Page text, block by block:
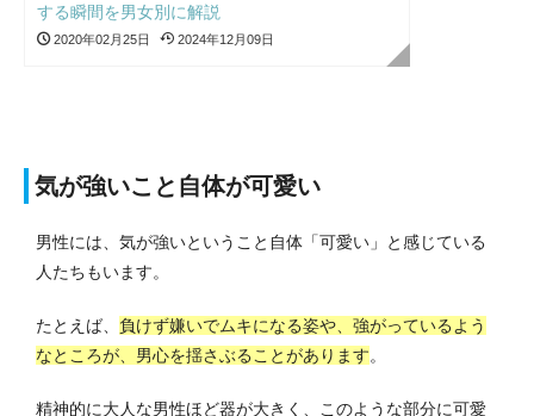
する瞬間を男女別に解説
2020年02月25日 2024年12月09日
気が強いこと自体が可愛い
男性には、気が強いということ自体「可愛い」と感じている
人たちもいます。
たとえば、 負けず嫌いでムキになる姿や、強がっているよう
なところが、男心を揺さぶることがあります。
精神的に大人な男性ほど器が大きく、このような部分に可愛